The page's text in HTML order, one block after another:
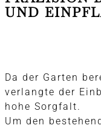
UND
Da der Garten
verlangte der
hohe Sorgfalt.
Um den